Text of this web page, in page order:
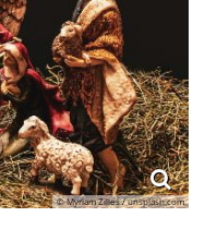
© Myriam Zilles / unsplash.com